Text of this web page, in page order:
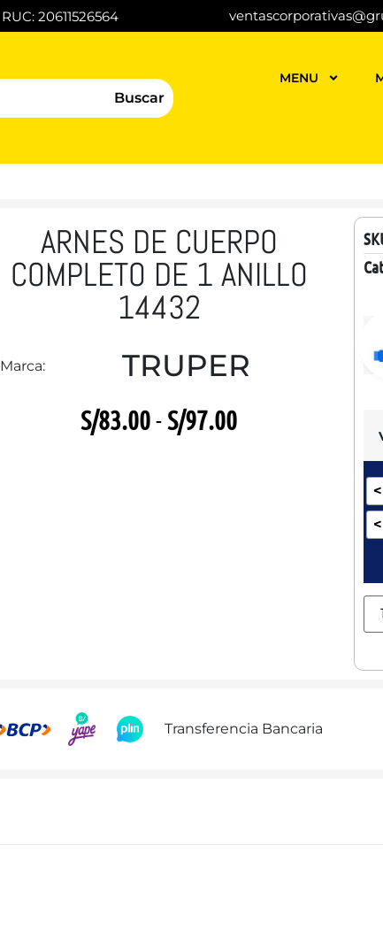
RUC: 20611526564
Buscar
MENU
ARNES DE CUERPO
COMPLETO DE 1 ANILLO
14432
Marca: TRUPER
S/83.00-S/97.00
Transferencia Bancaria